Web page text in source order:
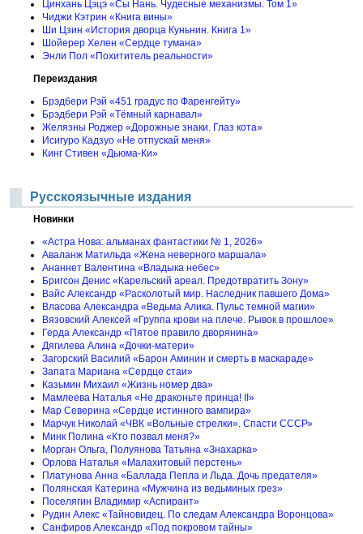
Цинхань Цэцэ «Сы Нань. Чудесные механизмы. Том 1»
Чиджи Кэтрин «Книга вины»
Ши Цзин «История дворца Куньнин. Книга 1»
Шойерер Хелен «Сердце тумана»
Энли Пол «Похититель реальности»
Переиздания
Брэдбери Рэй «451 градус по Фаренгейту»
Брэдбери Рэй «Тёмный карнавал»
Желязны Роджер «Дорожные знаки. Глаз кота»
Исигуро Кадзуо «Не отпускай меня»
Кинг Стивен «Дьюма-Ки»
Русскоязычные издания
Новинки
«Астра Нова: альманах фантастики № 1, 2026»
Аваланж Матильда «Жена неверного маршала»
Ананнет Валентина «Владыка небес»
Бригсон Денис «Карельский ареал. Предотвратить Зону»
Вайс Александр «Расколотый мир. Наследник павшего Дома»
Власова Александра «Ведьма Алика. Пульс темной магии»
Вязовский Алексей «Группа крови на плече. Рывок в прошлое»
Герда Александр «Пятое правило дворянина»
Дягилева Алина «Дочки-матери»
Загорский Василий «Барон Аминин и смерть в маскараде»
Запата Мариана «Сердце стаи»
Казьмин Михаил «Жизнь номер два»
Мамлеева Наталья «Не драконьте принца! II»
Мар Северина «Сердце истинного вампира»
Марчук Николай «ЧВК «Вольные стрелки». Спасти СССР»
Минк Полина «Кто позвал меня?»
Морган Ольга, Полуянова Татьяна «Знахарка»
Орлова Наталья «Малахитовый перстень»
Платунова Анна «Баллада Пепла и Льда. Дочь предателя»
Полянская Катерина «Мужчина из ведьминых грез»
Поселягин Владимир «Аспирант»
Рудин Алекс «Тайновидец. По следам Александра Воронцова»
Санфиров Александр «Под покровом тайны»